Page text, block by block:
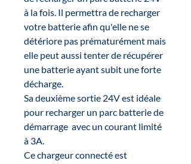
à la fois. Il permettra de recharger
votre batterie afin qu'elle ne se
détériore pas prématurément mais
elle peut aussi tenter de récupérer
une batterie ayant subit une forte
décharge.
Sa deuxième sortie 24V est idéale
pour recharger un parc batterie de
démarrage avec un courant limité
à 3A.
Ce chargeur connecté est